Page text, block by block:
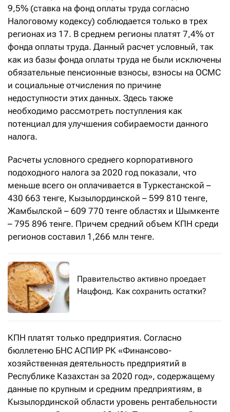
9,5% (ставка на фонд оплаты труда согласно
Налоговому кодексу) соблюдается только в трех
регионах из 17. В среднем регионы платят 7,4% от
фонда оплаты труда. Данный расчет условный, так
как из базы фонда оплаты труда не были исключены
обязательные пенсионные взносы, взносы на ОСМС
и социальные отчисления по причине
недоступности этих данных. Здесь также
необходимо рассмотреть поступления как
потенциал для улучшения собираемости данного
налога.
Расчеты условного среднего корпоративного
подоходного налога за 2020 год показали, что
меньше всего он оплачивается в Туркестанской –
430 663 тенге, Кызылординской – 599 810 тенге,
Жамбылской – 609 770 тенге областях и Шымкенте
– 795 896 тенге. Причем средний объем КПН среди
регионов составил 1,266 млн тенге.
Правительство активно проедает
Нацфонд. Как сохранить остатки?
КПН платят только предприятия. Согласно
бюллетеню БНС АСПИР РК «Финансово-
хозяйственная деятельность предприятий в
Республике Казахстан за 2020 год», содержащему
данные по крупным и средним предприятиям, в
Кызылординской области уровень рентабельности